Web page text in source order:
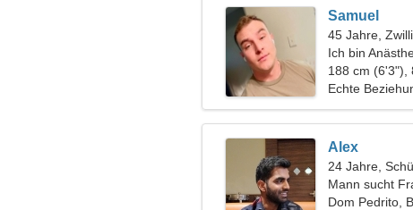
Samuel
45 Jahre,
Ich bin
freundliche
188 cm (6'3"),
Echte
Alex
24 Jahre,
Mann sucht
Dom Pedrito,